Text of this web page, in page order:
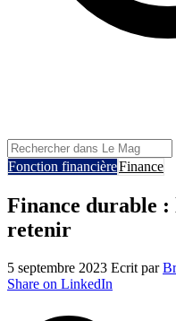
Fonction financièreFinance
Finance durable :
retenir
5 septembre 2023 Ecrit par
Share on LinkedIn